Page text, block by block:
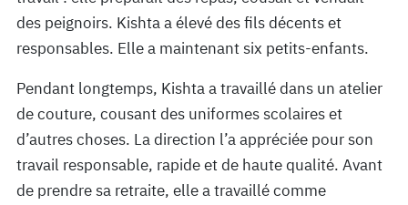
des peignoirs. Kishta a élevé des fils décents et
responsables. Elle a maintenant six petits-enfants.
Pendant longtemps, Kishta a travaillé dans un atelier
de couture, cousant des uniformes scolaires et
d’autres choses. La direction l’a appréciée pour son
travail responsable, rapide et de haute qualité. Avant
de prendre sa retraite, elle a travaillé comme